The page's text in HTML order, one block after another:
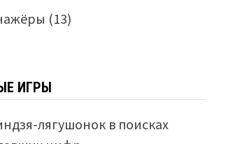
(13)
ИГРЫ
лягушонок в поисках